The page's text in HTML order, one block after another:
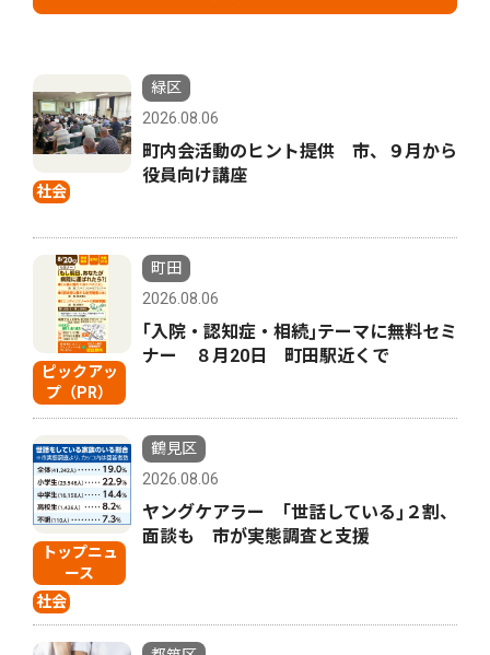
社会
緑区
2026.08.06
町内会活動のヒント提供 市、９月から
役員向け講座
ピックアッ
プ（PR）
町田
2026.08.06
｢入院・認知症・相続｣テーマに無料セミ
ナー ８月20日 町田駅近くで
トップニュ
ース
社会
鶴見区
2026.08.06
ヤングケアラー ｢世話している｣２割、
面談も 市が実態調査と支援